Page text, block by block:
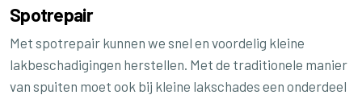
Spotrepair
Met spotrepair kunnen we snel en voordelig kleine
lakbeschadigingen herstellen. Met de traditionele manier
van spuiten moet ook bij kleine lakschades een onderdeel